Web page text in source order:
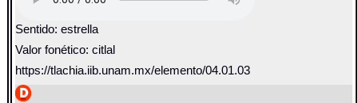
Sentido: estrella
Valor fonético: citlal
https://tlachia.iib.unam.mx/elemento/04.01.03